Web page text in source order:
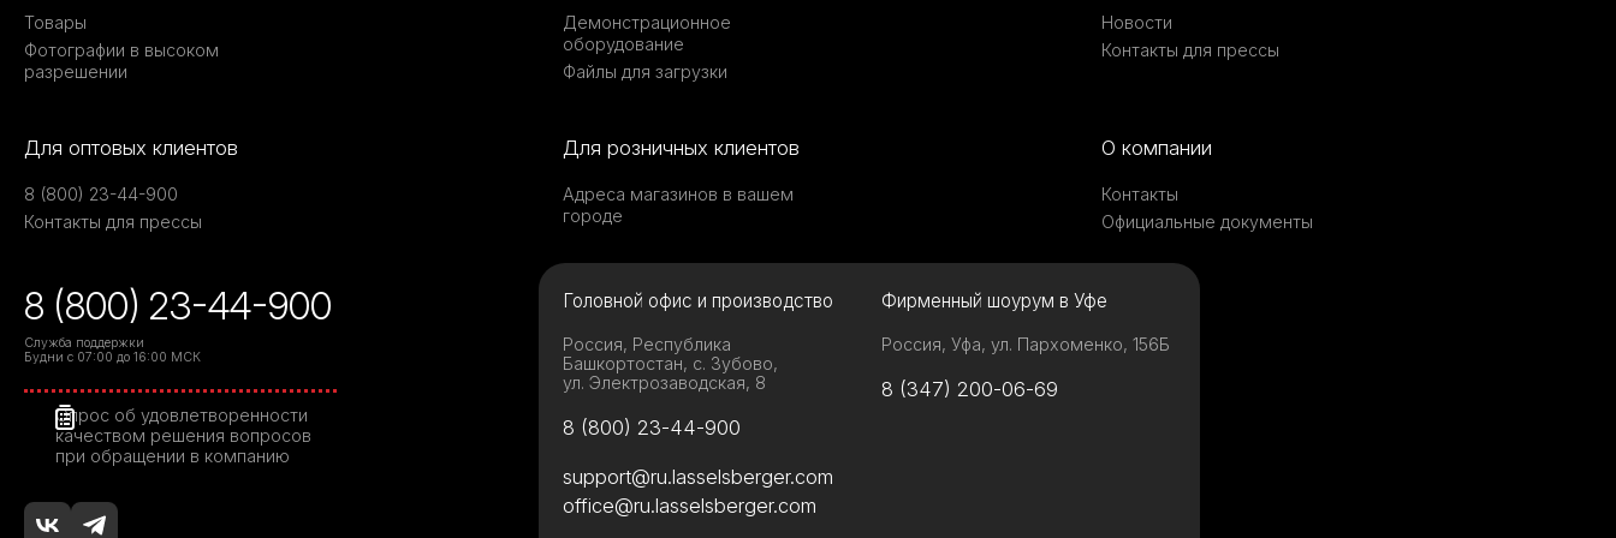
Товары
Фотографии в высоком
разрешении
Демонстрационное
оборудование
Файлы для загрузки
Новости
Контакты для прессы
Для оптовых клиентов
8 (800) 23-44-900
Контакты для прессы
Для розничных клиентов
Адреса магазинов в вашем
городе
О компании
Контакты
Официальные документы
8 (800) 23-44-900
Служба поддержки
Будни с 07:00 до 16:00 МСК
Опрос об удовлетворенности
качеством решения вопросов
при обращении в компанию
Головной офис и производство
Россия, Республика
Башкортостан, с. Зубово,
ул. Электрозаводская, 8
8 (800) 23-44-900
Фирменный шоурум в Уфе
Россия, Уфа, ул. Пархоменко, 156Б
8 (347) 200-06-69
support@ru.lasselsberger.com
office@ru.lasselsberger.com